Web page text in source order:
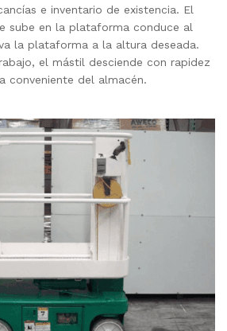
e inventario de existencia. El
sube en la plataforma conduce al
la plataforma a la altura deseada.
el mástil desciende con rapidez
conveniente del almacén.